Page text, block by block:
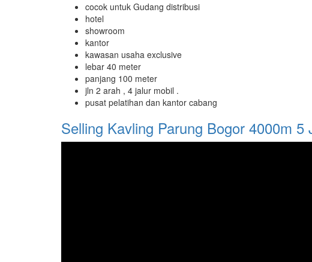
cocok untuk Gudang distribusi
hotel
showroom
kantor
kawasan usaha exclusive
lebar 40 meter
panjang 100 meter
jln 2 arah , 4 jalur mobil .
pusat pelatihan dan kantor cabang
Selling Kavling Parung Bogor 4000m 5